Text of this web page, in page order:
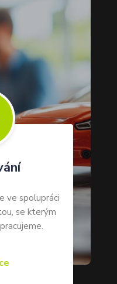
ve spolupráci
se kterým